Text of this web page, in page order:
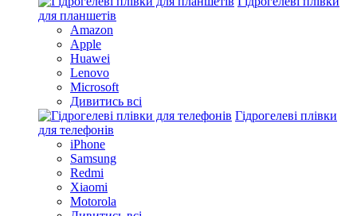
для планшетів
Amazon
Apple
Huawei
Lenovo
Microsoft
Дивитись всі
Гідрогелеві плівки
для телефонів
iPhone
Samsung
Redmi
Xiaomi
Motorola